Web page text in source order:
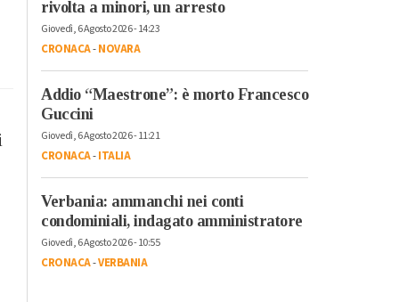
rivolta a minori, un arresto
Giovedì, 6 Agosto 2026 - 14:23
CRONACA-NOVARA
Addio “Maestrone”: è morto Francesco
Guccini
Giovedì, 6 Agosto 2026 - 11:21
CRONACA-ITALIA
Verbania: ammanchi nei conti
condominiali, indagato amministratore
Giovedì, 6 Agosto 2026 - 10:55
CRONACA-VERBANIA